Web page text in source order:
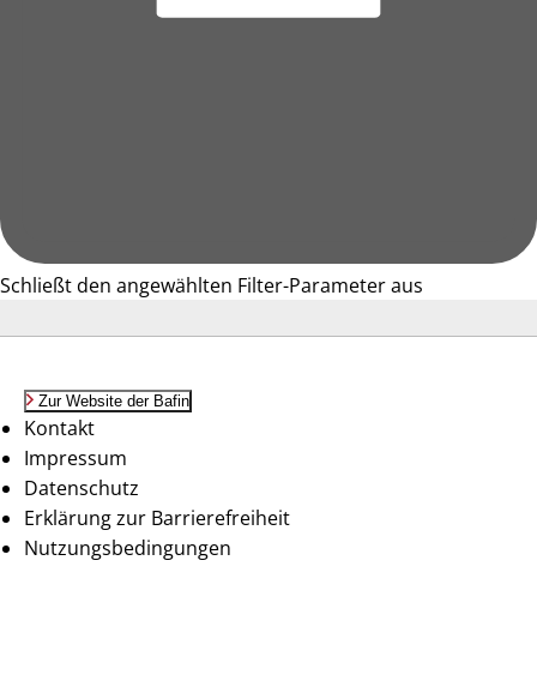
Schließt den angewählten Filter-Parameter aus
Zur Website der Bafin
Kontakt
Impressum
Datenschutz
Erklärung zur Barrierefreiheit
Nutzungsbedingungen